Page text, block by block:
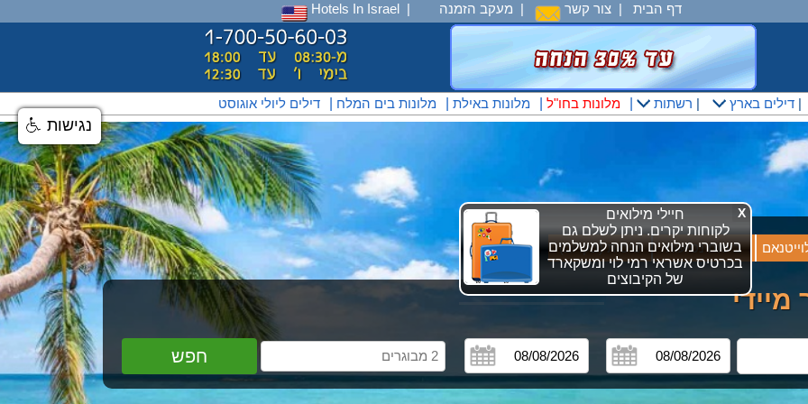
Hotels In Israel| מעקב הזמנה | צור קשר| דף הבית
דילים ליולי אוגוסט מלונות בים המלח מלונות באילת מלונות בחו"ל רשתות | דילים בארץ|
ביטוח נסיעות טיסות (בקרוב)
2 מבוגרים חפש
נגישות
חיילי מילואים
לקוחות יקרים. ניתן לשלם גם
בשוברי מילואים הנחה למשלמים
בכרטיס אשראי רמי לוי ומשקארד
של הקיבוצים
X